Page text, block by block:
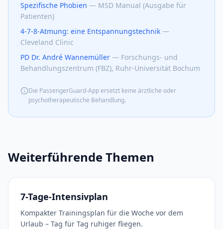
Spezifische Phobien — MSD Manual (Ausgabe für
Patienten)
4-7-8-Atmung: eine Entspannungstechnik —
Cleveland Clinic
PD Dr. André Wannemüller — Forschungs- und
Behandlungszentrum (FBZ), Ruhr-Universität Bochum
Die PassengerGuard-App ersetzt keine ärztliche oder
psychotherapeutische Behandlung.
Weiterführende Themen
7-Tage-Intensivplan
Kompakter Trainingsplan für die Woche vor dem
Urlaub – Tag für Tag ruhiger fliegen.